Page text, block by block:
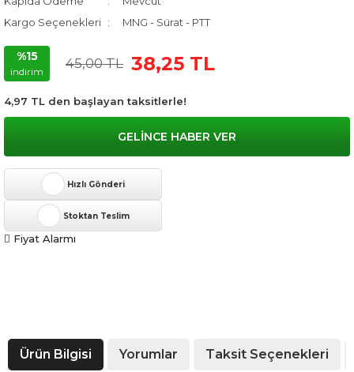
Kargo Seçenekleri
MNG - Sürat - PTT
%15
indirim
45,00 TL 38,25 TL
4,97 TL den başlayan taksitlerle!
GELİNCE HABER VER
Hızlı Gönderi
Stoktan Teslim
Fiyat Alarmı
Ürün Bilgisi Yorumlar Taksit Seçenekleri